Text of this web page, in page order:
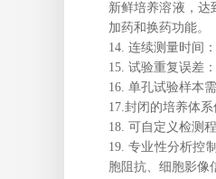
新鲜培养溶液，达
加药和换药功能。
14. 连续测量时间：
15. 试验重复误差
16. 单孔试验样本
17.封闭的培养体
18. 可自定义检测
19. 专业性分析控
胞阻抗、细胞影像